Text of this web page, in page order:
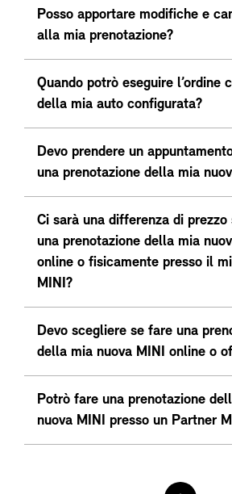
Posso apportare modifiche e
alla mia prenotazione?
Quando potrò eseguire l’ordine
della mia auto configurata?
Devo prendere un
una prenotazione della mia
Ci sarà una differenza di prezzo
una prenotazione della mia
online o fisicamente presso il
MINI?
Devo scegliere se fare una
della mia nuova MINI online o
Potrò fare una prenotazione
nuova MINI presso un Partner